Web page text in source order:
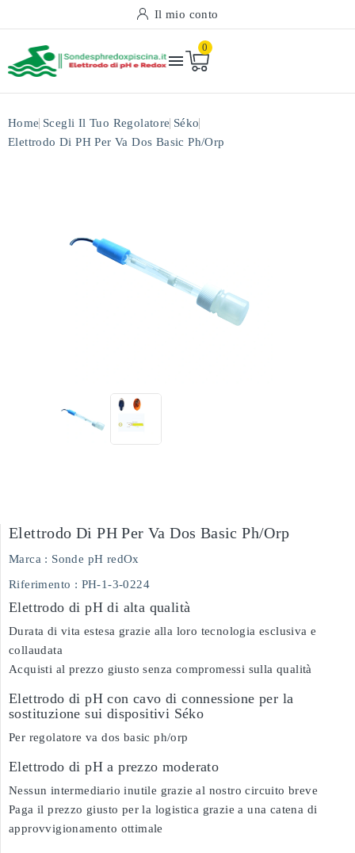
Il mio conto

0
Home Scegli Il Tuo Regolatore Séko
Elettrodo Di PH Per Va Dos Basic Ph/orp
Elettrodo Di PH Per Va Dos Basic Ph/orp
Marca : Sonde pH redOx
Riferimento : PH-1-3-0224
Elettrodo di pH di alta qualità
Durata di vita estesa grazie alla loro tecnologia esclusiva e
collaudata
Acquisti al prezzo giusto senza compromessi sulla qualità
Elettrodo di pH con cavo di connessione per la
sostituzione sui dispositivi Séko
Per regolatore va dos basic ph/orp
Elettrodo di pH a prezzo moderato
Nessun intermediario inutile grazie al nostro circuito breve
Paga il prezzo giusto per la logistica grazie a una catena di
approvvigionamento ottimale